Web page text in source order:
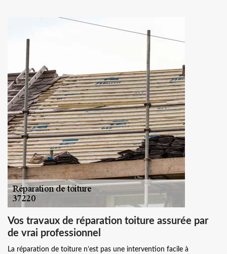
Vos travaux de réparation toiture assurée par
de vrai professionnel
La réparation de toiture n’est pas une intervention facile à